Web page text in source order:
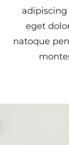
eget
natoque